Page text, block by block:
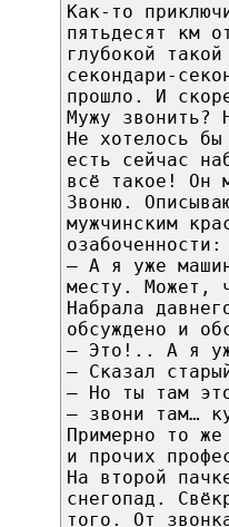
Как-то
пятьдесят км
глубокой
секондари-
прошло. И
Мужу звонить?
Не хотелось
есть сейчас
всё такое! Он
Звоню.
мужчинским
озабоченности:
— А я уже
месту. Может,
Набрала
обсуждено и
— Это!.. А я
— Сказал
— Но ты там
— звони там…
Примерно то
и прочих
На второй
снегопад.
того. От